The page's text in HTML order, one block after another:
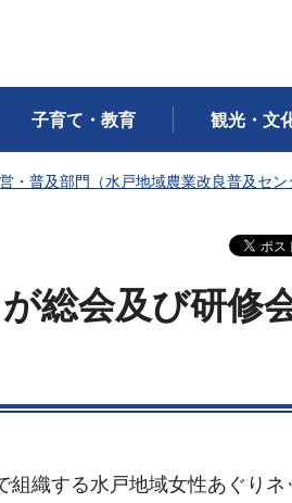
子育て・教育 観光・文
・普及部門（水戸地域農業改良普及セン
総会及び研修
織する水戸地域女性あぐりネ